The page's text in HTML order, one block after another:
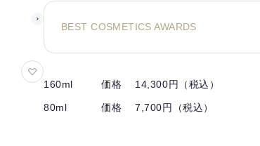
お
BEST COSMETICS AWARDS
160ml 価格 14,300円（税込）
80ml 価格 7,700円（税込）